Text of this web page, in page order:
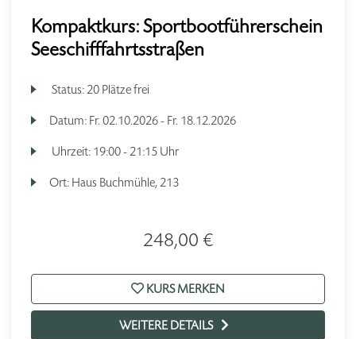
Kompaktkurs: Sportbootführerschein
Seeschifffahrtsstraßen
Status:20 Plätze frei
Datum: Fr. 02.10.2026 - Fr. 18.12.2026
Uhrzeit: 19:00 - 21:15 Uhr
Ort: Haus Buchmühle, 213
248,00 €
KURS MERKEN
WEITERE DETAILS